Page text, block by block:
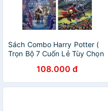
Sách Combo Harry Potter (
Trọn Bộ 7 Cuốn Lẻ Tùy Chọn
108.000 đ